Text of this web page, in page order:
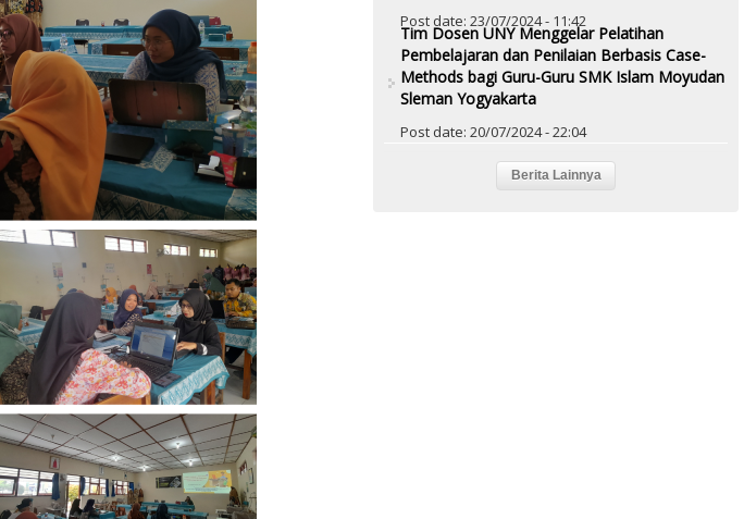
Post date: 23/07/2024 - 11:42
Tim Dosen UNY Menggelar Pelatihan
Pembelajaran dan Penilaian Berbasis Case-
Methods bagi Guru-Guru SMK Islam Moyudan
Sleman Yogyakarta
Post date: 20/07/2024 - 22:04